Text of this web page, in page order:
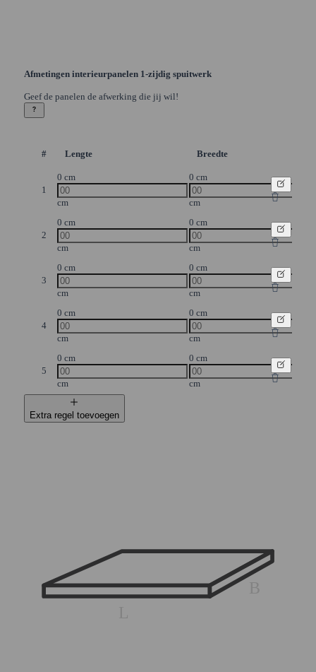
Afmetingen interieurpanelen 1-zijdig spuitwerk
Geef de panelen de afwerking die jij wil!
# Lengte Breedte
1
0 cm
cm
0 cm
cm
2
0 cm
cm
0 cm
cm
3
0 cm
cm
0 cm
cm
4
0 cm
cm
0 cm
cm
5
0 cm
cm
0 cm
cm
Extra regel toevoegen